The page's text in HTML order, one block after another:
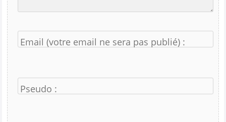
Email (votre email ne sera pas publié) :
Pseudo :